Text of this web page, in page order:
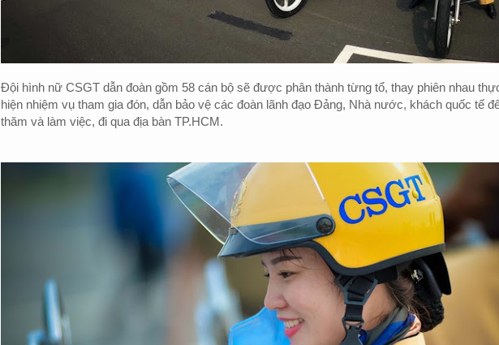
Đội hình nữ CSGT dẫn đoàn gồm 58 cán bộ sẽ được phân thành từng tổ, thay phiên nhau
hiện nhiệm vụ tham gia đón, dẫn bảo vệ các đoàn lãnh đạo Đảng, Nhà nước, khách quốc tế
thăm và làm việc, đi qua địa bàn TP.HCM.